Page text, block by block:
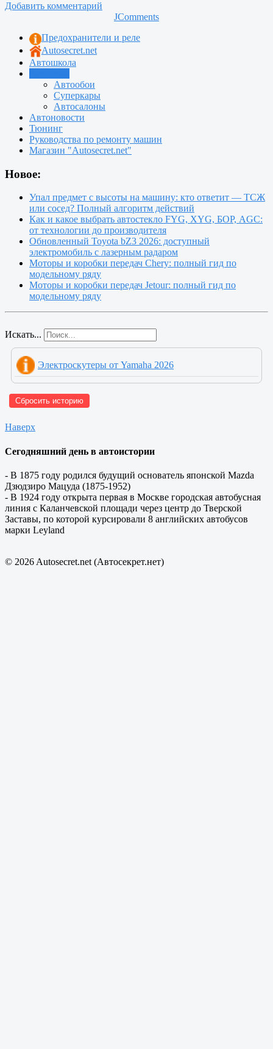
Добавить комментарий
JComments
Предохранители и реле
Autosecret.net
Автошкола
Автообои
Суперкары
Автосалоны
Автоновости
Тюнинг
Руководства по ремонту машин
Магазин "Autosecret.net"
Новое:
Упал предмет с высоты на машину: кто ответит — ТСЖ
или сосед? Полный алгоритм действий
Как и какое выбрать автостекло FYG, XYG, БОР, AGC:
от технологии до производителя
Обновленный Toyota bZ3 2026: доступный
электромобиль с лазерным радаром
Моторы и коробки передач Chery: полный гид по
модельному ряду
Моторы и коробки передач Jetour: полный гид по
модельному ряду
Искать...
Электроскутеры от Yamaha 2026
Сбросить историю
Наверх
Сегодняшний день в автоистории
- В 1875 году родился будущий основатель японской Mazda
Дзюдзиро Мацуда (1875-1952)
- В 1924 году открыта первая в Москве городская автобусная
линия с Каланчевской площади через центр до Тверской
Заставы, по которой курсировали 8 английских автобусов
марки Leyland
© 2026 Autosecret.net (Автосекрет.нет)